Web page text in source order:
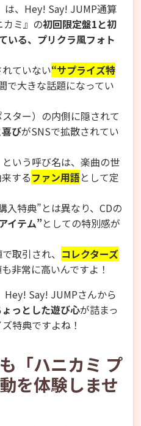
は、Hey! Say! JUMP通算
ミ』の初回限定盤1と初
いる、プリクラ風フォト
ていない“サプライズ特
で大きな話題になってい
ター）の内側に隠されて
びがSNSで拡散されてい
という呼び名は、楽曲の世
するファン用語として定
入特典”とは異なり、CDの
イテム”としての特別感が
取引され、 コレクターズ
非常に高いんですよ！
Hey! Say! JUMPさんから
っとした遊び心が詰まっ
特典ですよね！
「ハニカミ プ
を体験しませ